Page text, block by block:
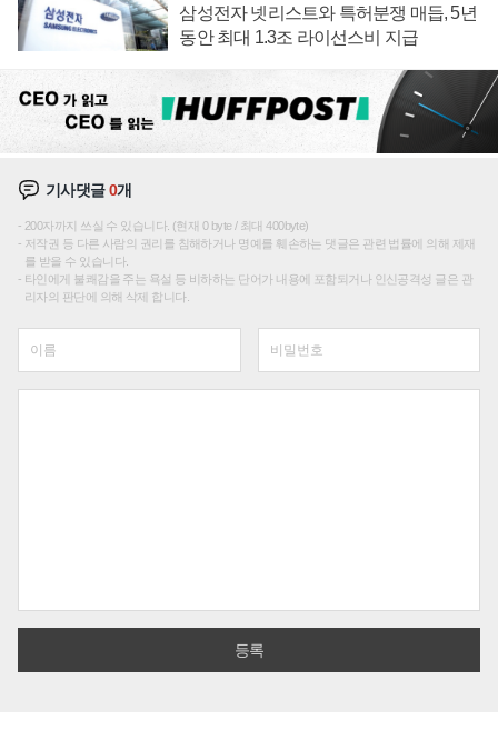
삼성전자 넷리스트와 특허분쟁 매듭, 5년
동안 최대 1.3조 라이선스비 지급
기사댓글0개
200자까지 쓰실 수 있습니다. (현재 0 byte / 최대 400byte)
저작권 등 다른 사람의 권리를 침해하거나 명예를 훼손하는 댓글은 관련 법률에 의해 제재
를 받을 수 있습니다.
타인에게 불쾌감을 주는 욕설 등 비하하는 단어가 내용에 포함되거나 인신공격성 글은 관
리자의 판단에 의해 삭제 합니다.